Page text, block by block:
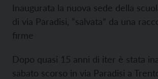
Inaugurata la nuova sede della
di via Paradisi, “salvata” da una
firme
Dopo quasi 15 anni di iter è stata
sabato scorso in via Paradisi a